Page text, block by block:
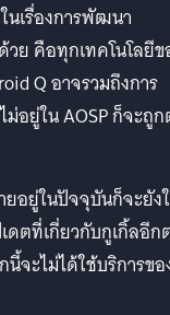
นเรื่องการพัฒนา
ย คือทุกเทคโนโลยีข
Q อาจรวมถึงการ
อยู่ใน AOSP ก็จะถู
ยอยู่ในปัจจุบันก็จะยัง
ดตที่เกี่ยวกับกูเกิ้ลอีก
จะไม่ได้ใช้บริการขอ